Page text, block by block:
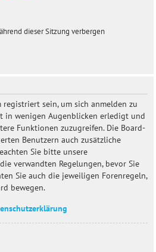
dieser Sitzung verbergen
registriert sein, um sich anmelden zu
in wenigen Augenblicken erledigt und
Funktionen zuzugreifen. Die Board-
Benutzern auch zusätzliche
Sie bitte unsere
verwandten Regelungen, bevor Sie
Sie auch die jeweiligen Forenregeln,
bewegen.